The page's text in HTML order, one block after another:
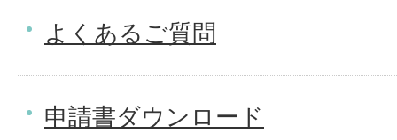
よくあるご質問
申請書ダウンロード